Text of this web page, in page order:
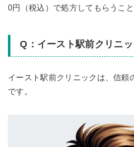
0円（税込）で処方してもらうこと
Q：イースト駅前クリニ
イースト駅前クリニックは、信頼
です。